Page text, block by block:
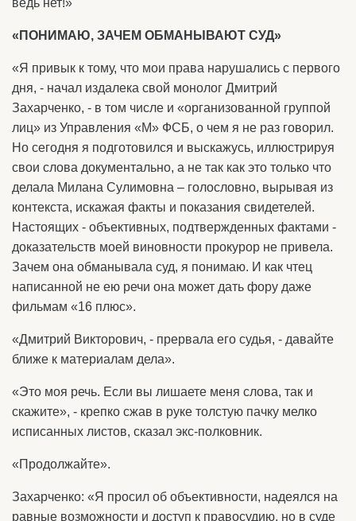
ведь нет!»
«ПОНИМАЮ, ЗАЧЕМ ОБМАНЫВАЮТ СУД»
«Я привык к тому, что мои права нарушались с первого
дня, - начал издалека свой монолог Дмитрий
Захарченко, - в том числе и «организованной группой
лиц» из Управления «М» ФСБ, о чем я не раз говорил.
Но сегодня я подготовился и выскажусь, иллюстрируя
свои слова документально, а не так как это только что
делала Милана Сулимовна – голословно, вырывая из
контекста, искажая факты и показания свидетелей.
Настоящих - объективных, подтвержденных фактами -
доказательств моей виновности прокурор не привела.
Зачем она обманывала суд, я понимаю. И как чтец
написанной не ею речи она может дать фору даже
фильмам «16 плюс».
«Дмитрий Викторович, - прервала его судья, - давайте
ближе к материалам дела».
«Это моя речь. Если вы лишаете меня слова, так и
скажите», - крепко сжав в руке толстую пачку мелко
исписанных листов, сказал экс-полковник.
«Продолжайте».
Захарченко: «Я просил об объективности, надеялся на
равные возможности и доступ к правосудию, но в суде